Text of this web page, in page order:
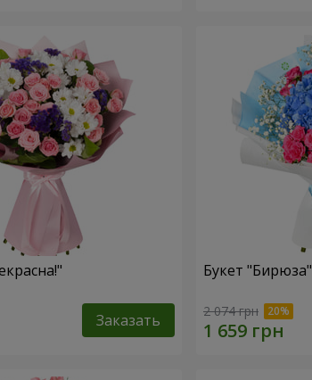
Заказать
Букет "Бирюза"
2 074 грн